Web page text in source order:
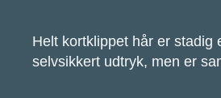
Helt kortklippet hår er stadig
selvsikkert udtryk, men er